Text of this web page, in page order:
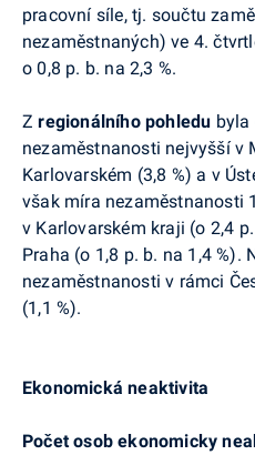
pracovní síle, tj. součtu
nezaměstnaných) ve 4.
o 0,8 p. b. na 2,3 %.
Zregionálního pohledu byla
nezaměstnanosti nejvyšší v
Karlovarském (3,8 %) a v
však míra nezaměstnanosti
v Karlovarském kraji (o 2,4
Praha (o 1,8 p. b. na 1,4 %).
nezaměstnanosti v rámci
(1,1 %).
Ekonomická neaktivita
Počet osob ekonomicky